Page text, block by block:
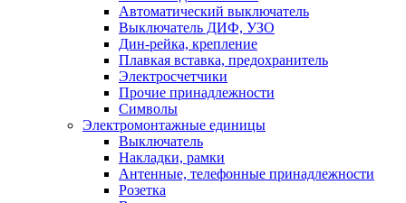
Автоматический выключатель
Выключатель ДИФ, УЗО
Дин-рейка, крепление
Плавкая вставка, предохранитель
Электросчетчики
Прочие принадлежности
Символы
Электромонтажные единицы
Выключатель
Накладки, рамки
Антенные, телефонные принадлежности
Розетка